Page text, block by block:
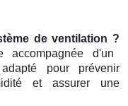
de ventilation ?
accompagnée d'un
pour prévenir
et assurer une